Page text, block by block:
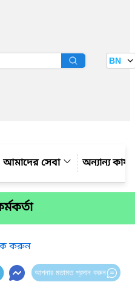
বাতায়ন BN
আমাদের সেবা অন্যান্য
করুন
আপনার মতামত প্রদান করুন